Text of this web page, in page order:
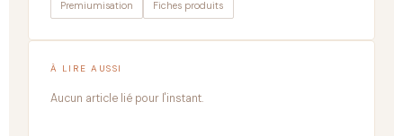
Premiumisation Fiches produits
À LIRE AUSSI
Aucun article lié pour l'instant.